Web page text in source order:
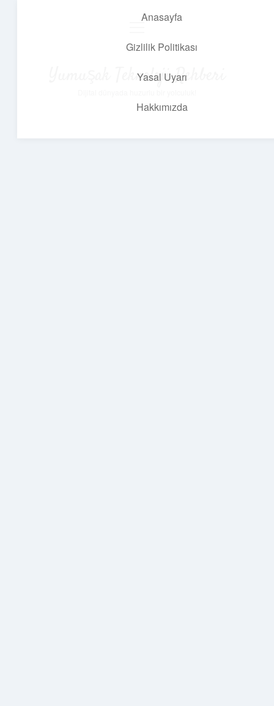
Anasayfa
Gizlilik Politikası
Yasal Uyarı
Hakkımızda
Yumuşak Teknoloji Rehberi